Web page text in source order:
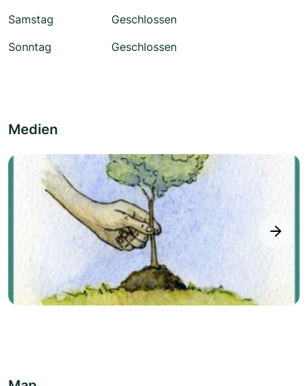
Samstag
Geschlossen
Sonntag
Geschlossen
Medien
next